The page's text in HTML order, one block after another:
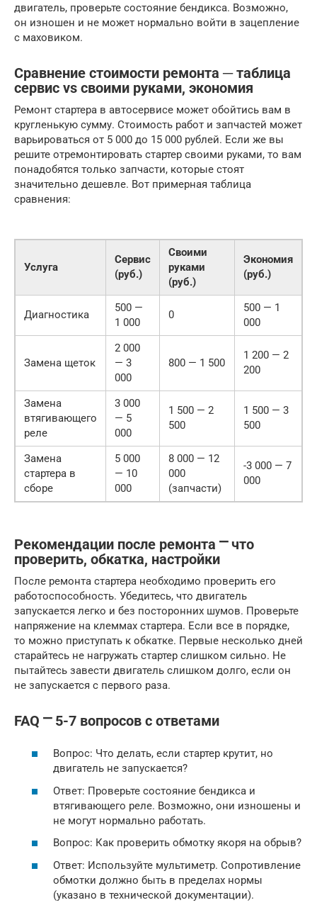
двигатель, проверьте состояние бендикса. Возможно,
он изношен и не может нормально войти в зацепление
с маховиком.
Сравнение стоимости ремонта ─ таблица
сервис vs своими руками, экономия
Ремонт стартера в автосервисе может обойтись вам в
кругленькую сумму. Стоимость работ и запчастей может
варьироваться от 5 000 до 15 000 рублей. Если же вы
решите отремонтировать стартер своими руками, то вам
понадобятся только запчасти, которые стоят
значительно дешевле. Вот примерная таблица
сравнения:
Услуга
Сервис
(руб.)
Своими
руками
(руб.)
Экономия
(руб.)
Диагностика
500 —
1 000
0
500 — 1
000
Замена щеток
2 000
— 3
000
800 — 1 500
1 200 — 2
200
Замена
втягивающего
реле
3 000
— 5
000
1 500 — 2
500
1 500 — 3
500
Замена
стартера в
сборе
5 000
— 10
000
8 000 — 12
000
(запчасти)
-3 000 — 7
000
Рекомендации после ремонта ⎻ что
проверить, обкатка, настройки
После ремонта стартера необходимо проверить его
работоспособность. Убедитесь, что двигатель
запускается легко и без посторонних шумов. Проверьте
напряжение на клеммах стартера. Если все в порядке,
то можно приступать к обкатке. Первые несколько дней
старайтесь не нагружать стартер слишком сильно. Не
пытайтесь завести двигатель слишком долго, если он
не запускается с первого раза.
FAQ ⎻ 5-7 вопросов с ответами
Вопрос: Что делать, если стартер крутит, но
двигатель не запускается?
Ответ: Проверьте состояние бендикса и
втягивающего реле. Возможно, они изношены и
не могут нормально работать.
Вопрос: Как проверить обмотку якоря на обрыв?
Ответ: Используйте мультиметр. Сопротивление
обмотки должно быть в пределах нормы
(указано в технической документации).